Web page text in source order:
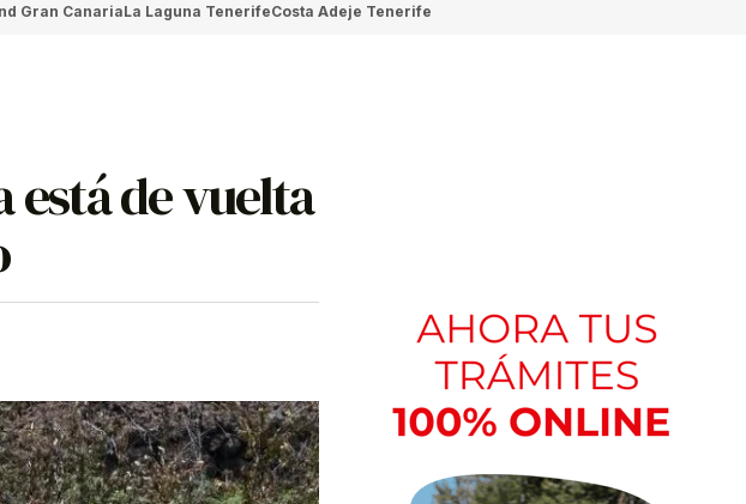
Gran CanariaLa Laguna TenerifeCosta Adeje Tenerife
está de vuelta